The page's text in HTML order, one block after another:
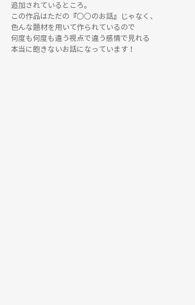
追加されているところ。
この作品はただの『○○のお話』じゃなく、
色んな題材を用いて作られているので
何度も何度も違う視点で違う感情で見れる
本当に飽きないお話になっています！